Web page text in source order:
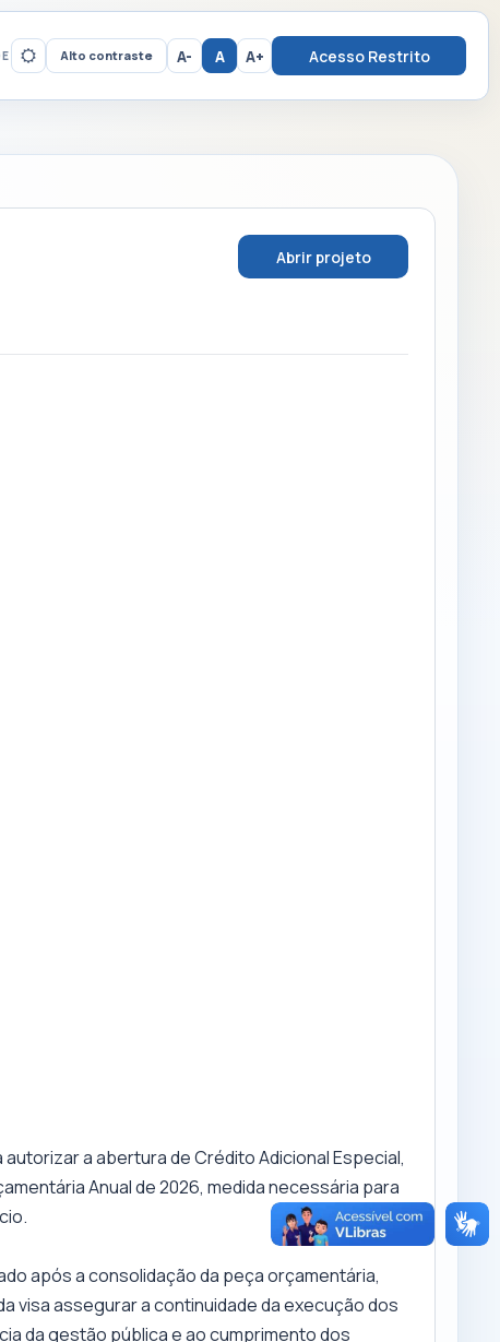
Alto contraste A- A A+ Acesso Restrito
Abrir projeto
a abertura de Crédito Adicional Especial,
Anual de 2026, medida necessária para
após a consolidação da peça orçamentária,
visa assegurar a continuidade da execução dos
da gestão pública e ao cumprimento dos